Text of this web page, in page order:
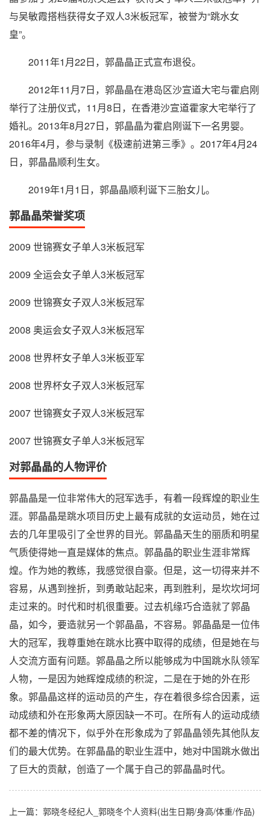
与吴敏霞搭档获得女子双人3米板冠军，被誉为“跳水女
皇”。
2011年1月22日，郭晶晶正式宣布退役。
2012年11月7日，郭晶晶在港岛区沙宣道大宅与霍启刚
举行了注册仪式，11月8日，在香港沙宣道霍家大宅举行了
婚礼。2013年8月27日，郭晶晶为霍启刚诞下一名男婴。
2016年4月，参与录制《极速前进第三季》。2017年4月24
日，郭晶晶顺利生女。
2019年1月1日，郭晶晶顺利诞下三胎女儿。
郭晶晶荣誉奖项
2009 世锦赛女子单人3米板冠军
2009 全运会女子单人3米板冠军
2009 世锦赛女子双人3米板冠军
2008 奥运会女子双人3米板冠军
2008 世界杯女子单人3米板亚军
2008 世界杯女子双人3米板冠军
2007 世锦赛女子双人3米板冠军
2007 世锦赛女子单人3米板冠军
对郭晶晶的人物评价
郭晶晶是一位非常伟大的冠军选手，有着一段辉煌的职业生
涯。郭晶晶是跳水项目历史上最有成就的女运动员，她在过
去的几年里吸引了全世界的目光。郭晶晶天生的丽质和明星
气质使得她一直是媒体的焦点。郭晶晶的职业生涯非常辉
煌。作为她的教练，我感觉很自豪。但是，这一切得来并不
容易，从遇到挫折，到勇敢站起来，再到胜利，是坎坎坷坷
走过来的。时代和时机很重要。过去机缘巧合造就了郭晶
晶，如今，要造就另一个郭晶晶，不容易。郭晶晶是一位伟
大的冠军，我尊重她在跳水比赛中取得的成绩，但是她在与
人交流方面有问题。郭晶晶之所以能够成为中国跳水队领军
人物，一是因为她辉煌成绩的积淀，二是在于她的外在形
象。郭晶晶这样的运动员的产生，存在着很多综合因素，运
动成绩和外在形象两大原因缺一不可。在所有人的运动成绩
都不差的情况下，似乎外在形象成为了郭晶晶领先其他队友
们的最大优势。在郭晶晶的职业生涯中，她对中国跳水做出
了巨大的贡献，创造了一个属于自己的郭晶晶时代。
上一篇： 郭晓冬经纪人_郭晓冬个人资料(出生日期/身高/体重/作品)